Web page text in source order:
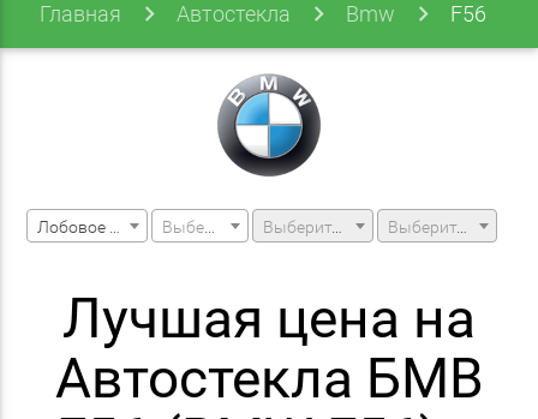
Главная Автостекла Bmw F56
Выберите модель машины Выберите модификацию
Лучшая цена на
Автостекла БМВ